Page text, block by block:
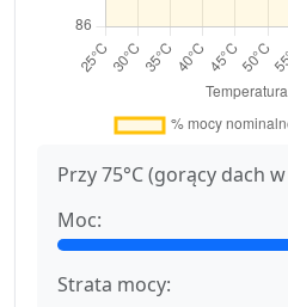
Przy 75°C (gorący dach
Moc:
Strata mocy: